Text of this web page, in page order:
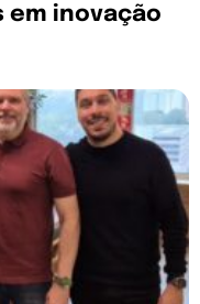
inovação